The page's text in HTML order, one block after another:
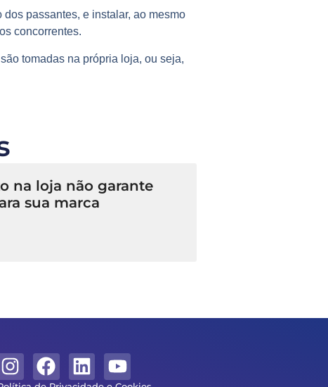
passantes, e instalar, ao mesmo
concorrentes.
tomadas na própria loja, ou seja,
na loja não garante
sua marca